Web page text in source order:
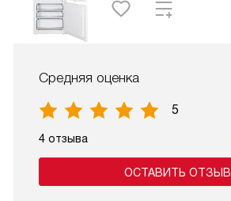
Средняя оценка
5
4 отзыва
ОСТАВИТЬ ОТЗЫВ